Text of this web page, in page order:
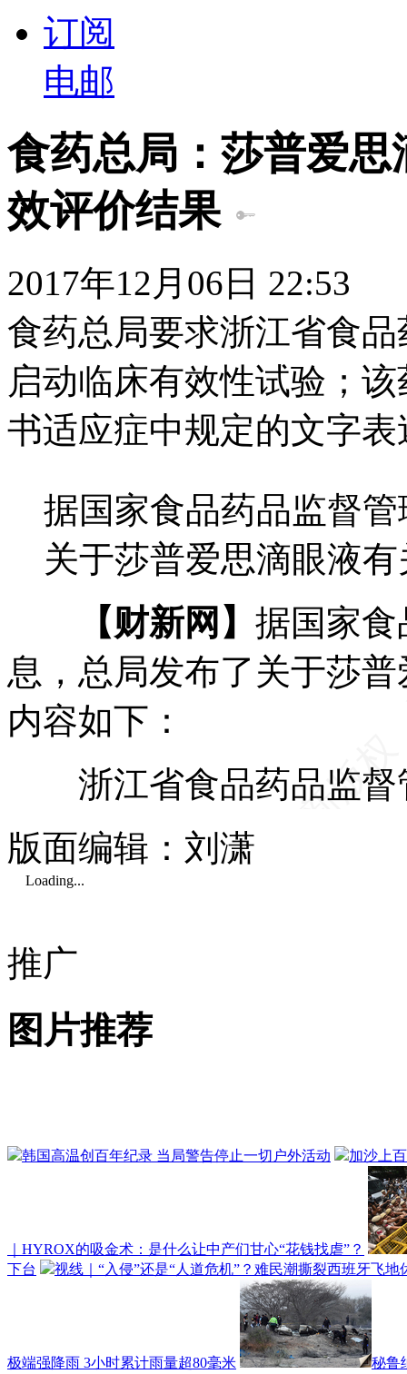
订阅
电邮
食药总局：莎普爱
效评价结果
2017年12月06日 22:53
食药总局要求浙江省食
启动临床有效性试验；
书适应症中规定的文字表
据国家食品药品监督
关于莎普爱思滴眼液
【财新网】 据国家
息，总局发布了关于莎
内容如下：
浙江省食品药品监督
版面编辑：刘潇
Loading...
推广
图片推荐
韩国高温创百年纪录 当局警告停止一切户外活动 加沙上
｜HYROX的吸金术：是什么让中产们甘心“花钱找虐”？
下台
视线｜“入侵”还是“人道危机”？难民潮撕裂西班牙飞地
极端强降雨 3小时累计雨量超80毫米 秘鲁